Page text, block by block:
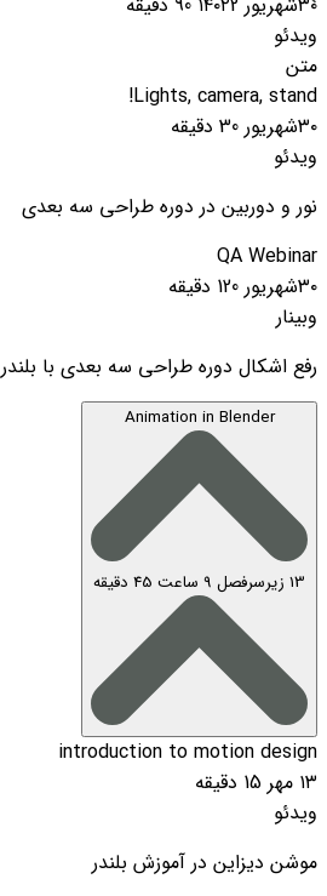
ویدئو
متن
Lights, camera, stand!
۳۰شهریور
30 دقیقه
ویدئو
نور و دوربین در دوره طراحی سه بعدی
QA Webinar
۳۰شهریور
120 دقیقه
وبینار
رفع اشکال دوره طراحی سه بعدی با بلندر
Animation in Blender
13 زیرسرفصل 9 ساعت 45 دقیقه
introduction to motion design
۱۳ مهر
15 دقیقه
ویدئو
موشن دیزاین در آموزش بلندر